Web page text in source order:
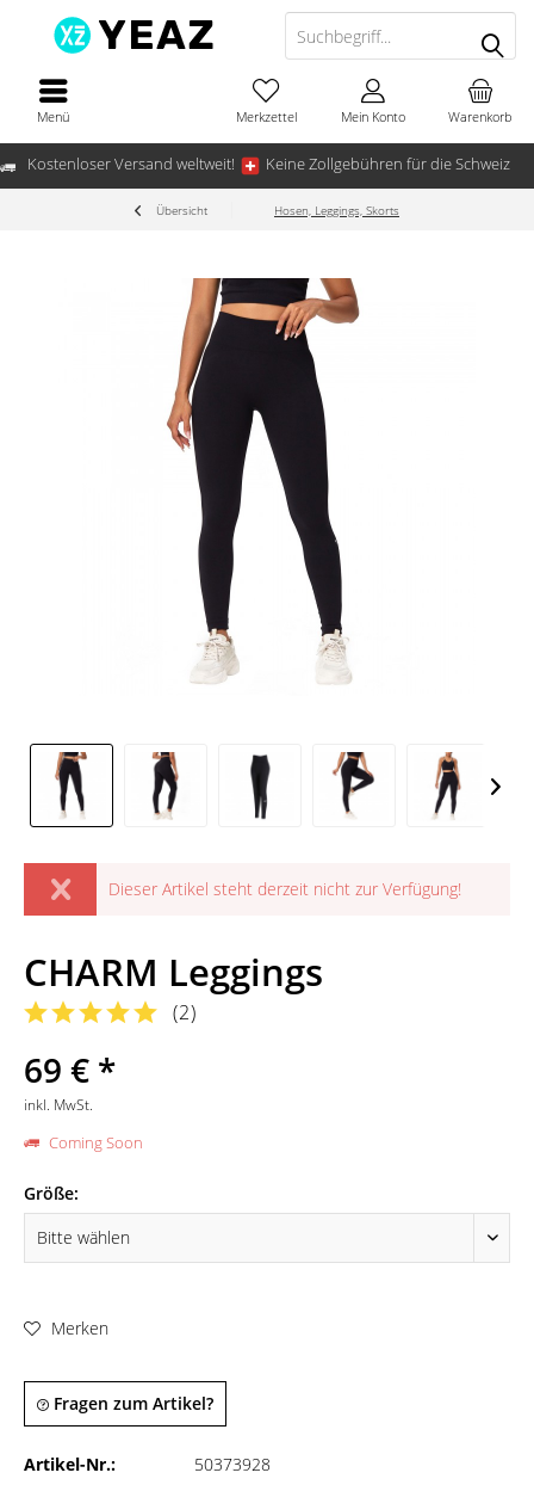
Kostenloser Versand weltweit! Keine Zollgebühren für die Schweiz
Menü Warenkorb
Merkzettel Mein Konto
Übersicht Hosen, Leggings, Skorts
Dieser Artikel steht derzeit nicht zur Verfügung!
CHARM Leggings
(2)
69 € *
inkl. MwSt.
Coming Soon
Größe:
Merken
Fragen zum Artikel?
Artikel-Nr.:
50373928